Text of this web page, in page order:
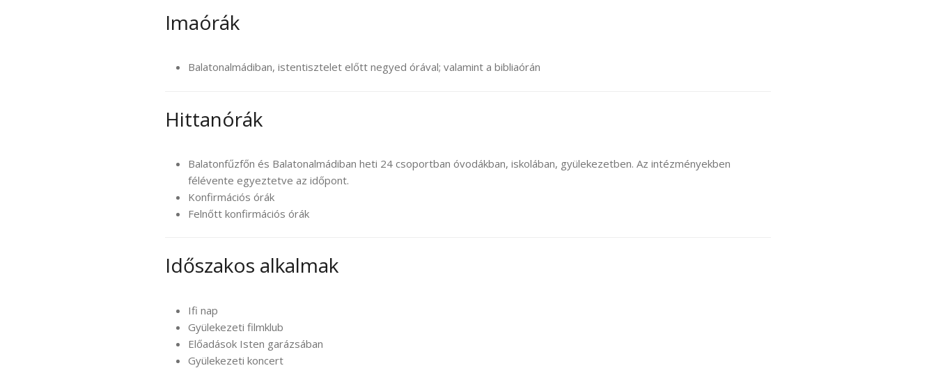
Imaórák
Balatonalmádiban, istentisztelet előtt negyed órával; valamint a bibliaórán
Hittanórák
Balatonfűzfőn és Balatonalmádiban heti 24 csoportban óvodákban, iskolában, gyülekezetben. Az intézményekben
félévente egyeztetve az időpont.
Konfirmációs órák
Felnőtt konfirmációs órák
Időszakos alkalmak
Ifi nap
Gyülekezeti filmklub
Előadások Isten garázsában
Gyülekezeti koncert